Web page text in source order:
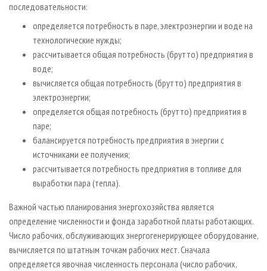
последовательности:
определяется потребность в паре, электроэнергии и воде на
технологические нужды;
рассчитывается общая потребность (брутто) предприятия в
воде;
вычисляется общая потребность (брутто) предприятия в
электроэнергии;
определяется общая потребность (брутто) предприятия в
паре;
балансируется потребность предприятия в энергии с
источниками ее получения;
рассчитывается потребность предприятия в топливе для
выработки пара (тепла).
Важной частью планирования энергохозяйства является
определение численности и фонда заработной платы работающих.
Число рабочих, обслуживающих энергогенерирующее оборудование,
вычисляется по штатным точкам рабочих мест. Сначала
определяется явочная численность персонала (число рабочих,